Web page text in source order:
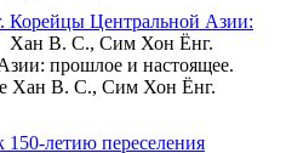
Центральной Азии:
В. С., Сим Хон Ёнг.
прошлое и настоящее.
Хан В. С., Сим Хон Ёнг.
летию переселения